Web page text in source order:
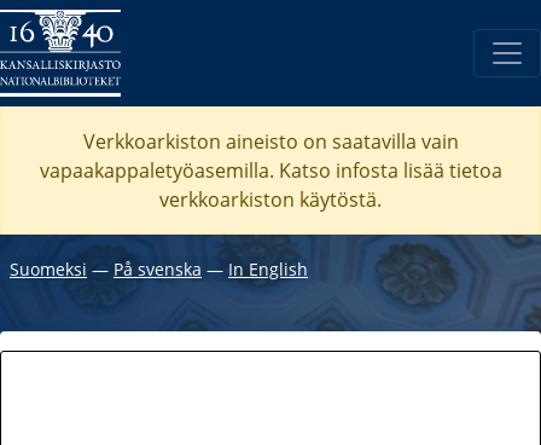
Verkkoarkiston aineisto on saatavilla vain
vapaakappaletyöasemilla. Katso infosta lisää tietoa
verkkoarkiston käytöstä.
Suomeksi ― På svenska ― In English